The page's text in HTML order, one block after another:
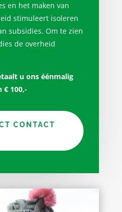
en het maken van
stimuleert isoleren
subsidies. Om te zien
de overheid
u ons éénmalig
€ 100,-
CONTACT